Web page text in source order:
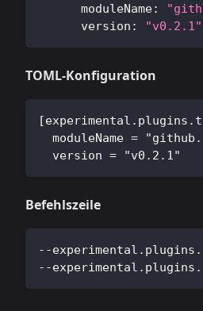
moduleName:
version : "v0.2.1"
TOML-Konfiguration
moduleName =
  version = "v0.2.1"
Befehlszeile
--
--